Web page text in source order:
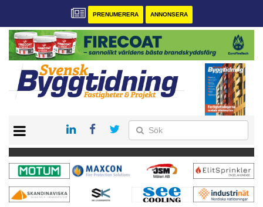
PRENUMERERA ANNONSERA
PRENUMERERA
VÅRA ANDRA MAGASIN
ANNONSERA